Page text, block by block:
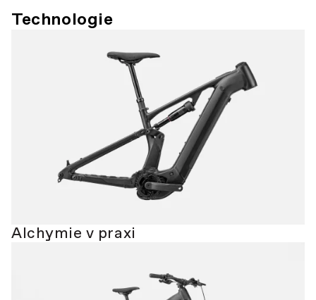
Technologie
Alchymie v praxi